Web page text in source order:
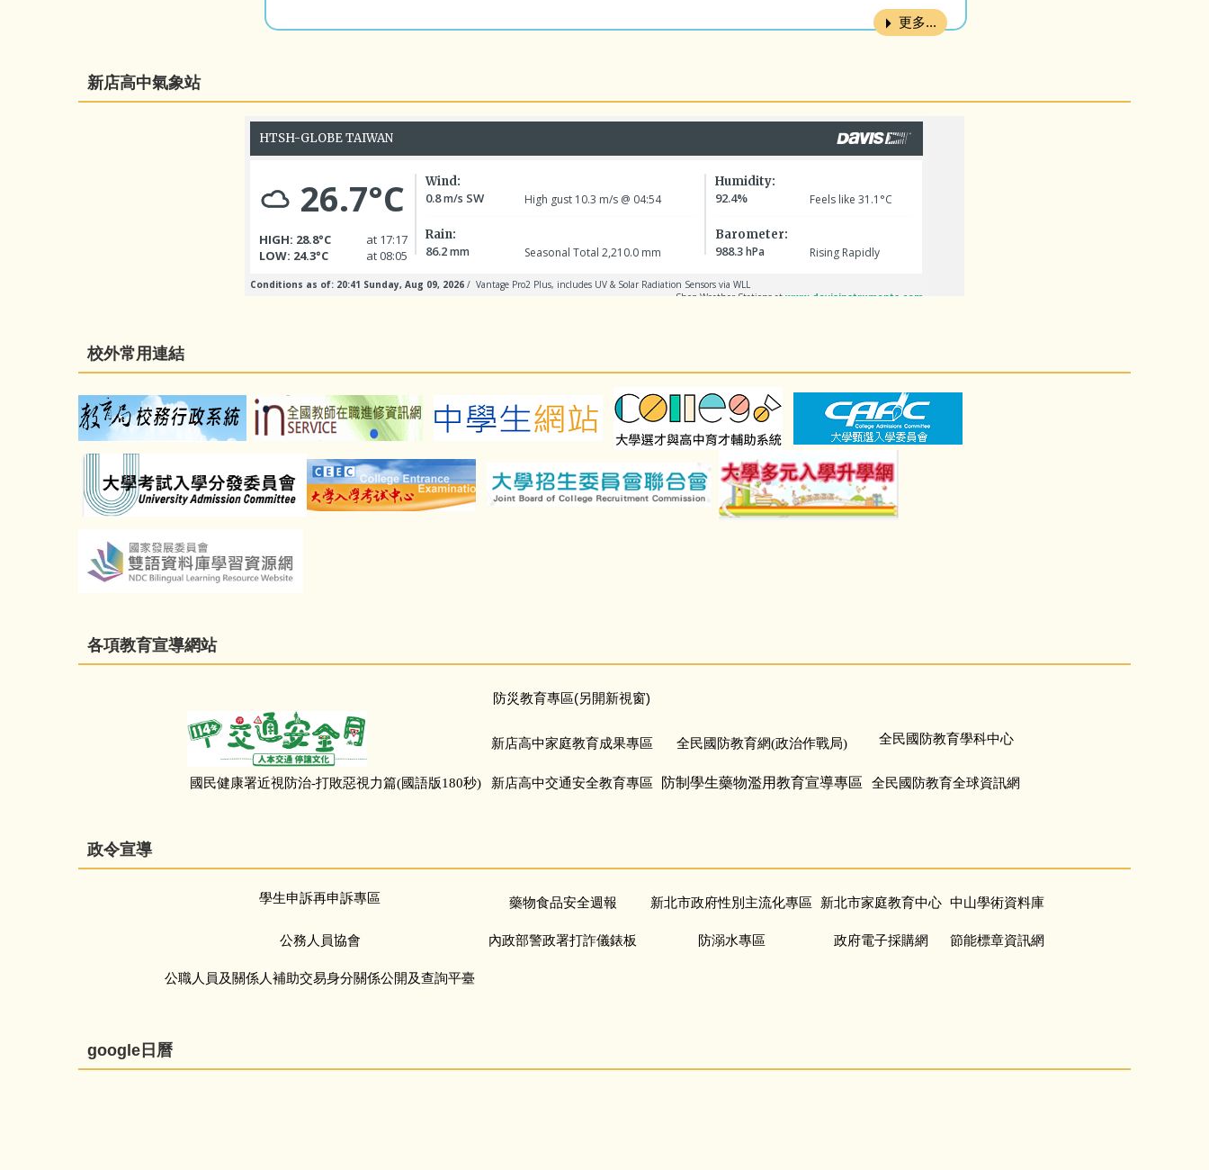
更多...
新店高中氣象站
校外常用連結
各項教育宣導網站
防災教育專區(另開新視窗)
新店高中家庭教育成果專區 全民國防教育網(政治作戰局) 全民國防教育學科中心
國民健康署近視防治-打敗惡視力篇(國語版180秒) 新店高中交通安全教育專區 防制學生藥物濫用教育宣導專區 全民國防教育全球資訊網
政令宣導
學生申訴再申訴專區 藥物食品安全週報 新北市政府性別主流化專區 新北市家庭教育中心 中山學術資料庫
公務人員協會 內政部警政署打詐儀錶板 防溺水專區 政府電子採購網 節能標章資訊網
公職人員及關係人補助交易身分關係公開及查詢平臺
google日曆